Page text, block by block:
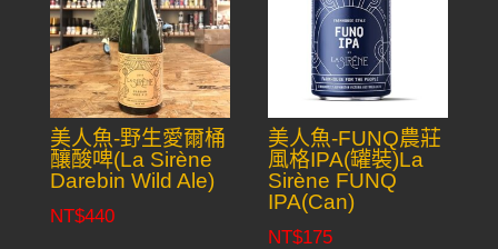
美人魚-野生愛爾桶
釀酸啤(La Sirène
Darebin Wild Ale)
NT$440
美人魚-FUNQ農莊
風格IPA(罐裝)La
Sirène FUNQ
IPA(Can)
NT$175